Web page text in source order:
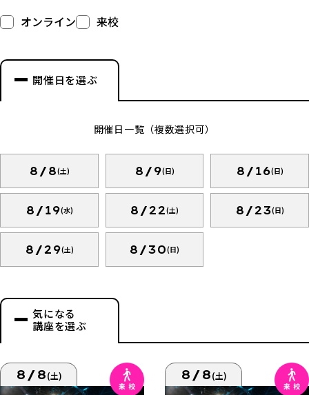
オンライン 来校
開催日を選ぶ
開催日一覧（複数選択可）
8/8(土) 8/9(日) 8/16(日)
8/19(水) 8/22(土) 8/23(日)
8/29(土) 8/30(日)
気になる
講座を選ぶ
8/8(土) 8/8(土)